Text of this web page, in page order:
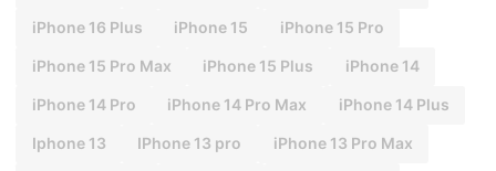
iPhone 16 Plus iPhone 15 iPhone 15 Pro
iPhone 15 Pro Max iPhone 15 Plus iPhone 14
iPhone 14 Pro iPhone 14 Pro Max iPhone 14 Plus
Iphone 13 IPhone 13 pro iPhone 13 Pro Max